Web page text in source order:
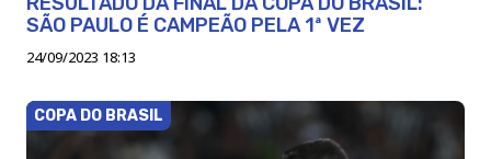
SÃO PAULO É CAMPEÃO PELA 1ª VEZ
24/09/2023 18:13
COPA DO BRASIL